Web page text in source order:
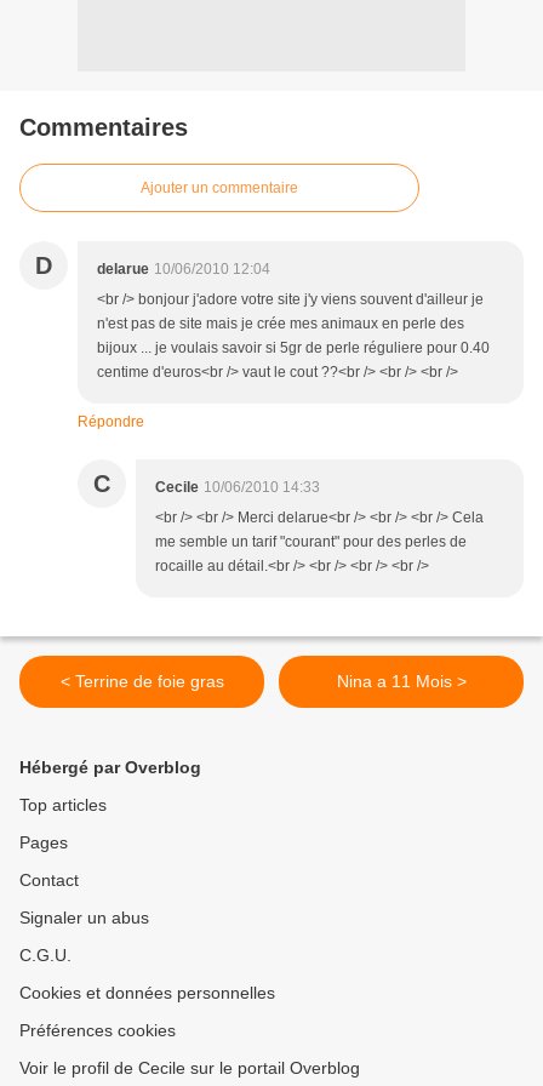
Commentaires
Ajouter un commentaire
D delarue 10/06/2010 12:04
<br /> bonjour j'adore votre site j'y viens souvent d'ailleur je
n'est pas de site mais je crée mes animaux en perle des
bijoux ... je voulais savoir si 5gr de perle réguliere pour 0.40
centime d'euros<br /> vaut le cout ??<br /> <br /> <br />
Répondre
C Cecile 10/06/2010 14:33
<br /> <br /> Merci delarue<br /> <br /> <br /> Cela
me semble un tarif "courant" pour des perles de
rocaille au détail.<br /> <br /> <br /> <br />
< Terrine de foie gras Nina a 11 Mois >
Hébergé par Overblog
Top articles
Pages
Contact
Signaler un abus
C.G.U.
Cookies et données personnelles
Préférences cookies
Voir le profil de Cecile sur le portail Overblog